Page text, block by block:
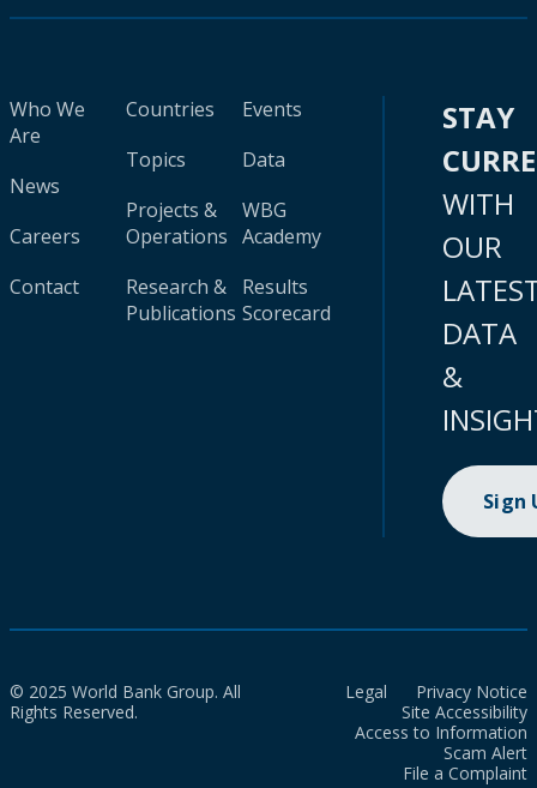
Who We
Are
News
Careers
Contact
Countries
Topics
Projects &
Operations
Research &
Publications
Events
Data
WBG
Academy
Results
Scorecard
STAY
WITH
OUR
DATA
&
Sign
© 2025 World Bank Group. All
Rights Reserved.
Legal
Privacy Notice
Site Accessibility
Access to Information
Scam Alert
File a Complaint